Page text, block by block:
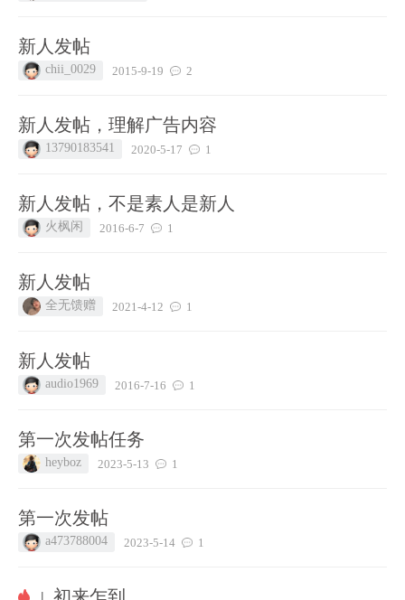
新人发帖
chii_0029 2015-9-19 2
新人发帖，理解广告内容
13790183541 2020-5-17 1
新人发帖，不是素人是新人
火枫闲 2016-6-7 1
新人发帖
全无馈赠 2021-4-12 1
新人发帖
audio1969 2016-7-16 1
第一次发帖任务
heyboz 2023-5-13 1
第一次发帖
a473788004 2023-5-14 1